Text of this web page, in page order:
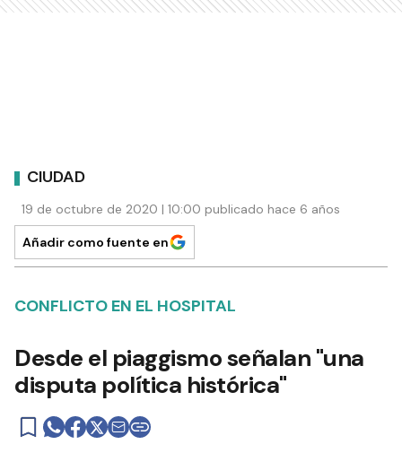
CIUDAD
19 de octubre de 2020 | 10:00 publicado hace 6 años
Añadir como fuente en
CONFLICTO EN EL HOSPITAL
Desde el piaggismo señalan "una
disputa política histórica"